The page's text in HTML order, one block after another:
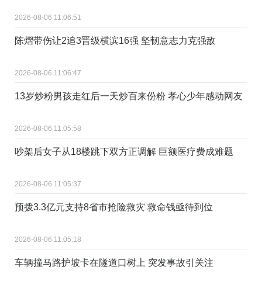
2026-08-06 11:06:51
陈熠带伤让2追3晋级横滨16强 坚韧意志力克强敌
2026-08-06 11:06:47
13岁炒粉男孩走红后一天炒百来份粉 孝心少年感动网友
2026-08-06 11:05:58
吵架后女子从18楼跳下双方正调解 巨额医疗费成难题
2026-08-06 11:05:37
预拨3.3亿元支持8省市抢险救灾 救命钱亟待到位
2026-08-06 11:05:18
车辆撞马路护坡卡在隧道口树上 突发事故引关注